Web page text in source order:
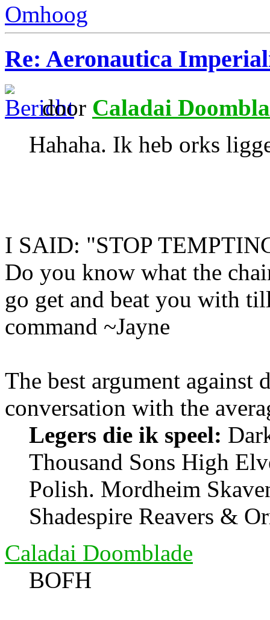
Omhoog
Re: Aeronautica
door Caladai
Hahaha. Ik heb orks
I SAID: "STOP
Do you know what the
go get and beat you with
command ~Jayne
The best argument against
conversation with the
Legers die ik speel:
Thousand Sons High
Polish. Mordheim
Shadespire Reavers &
Caladai Doomblade
BOFH